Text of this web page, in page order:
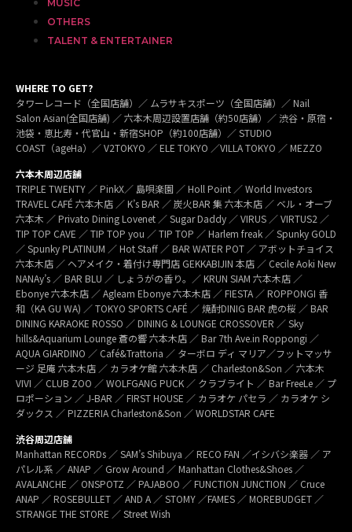
MUSIC
OTHERS
TALENT & ENTERTAINER
WHERE TO GET?
タワーレコード（全国店舗）／ ムラサキスポーツ（全国店舗）／ Nail
Salon Asian(全国店舗) ／ 六本木周辺設置店舗（約50店舗）／ 渋谷・原宿・
池袋・恵比寿・代官山・新宿SHOP（約100店舗）／ STUDIO
COAST（ageHa）／ V2TOKYO ／ ELE TOKYO ／VILLA TOKYO ／ MEZZO
六本木周辺店舗
TRIPLE TWENTY ／ PinkX／ 島唄楽園 ／ Holl Point ／ World Investors
TRAVEL CAFÉ 六本木店 ／ K’s BAR ／ 炭火BAR 集 六本木店 ／ ベル・オーブ
六本木 ／ Privato Dining Lovenet ／ Sugar Daddy ／ VIRUS ／ VIRTUS2 ／
TIP TOP CAVE ／ TIP TOP you ／ TIP TOP ／ Harlem freak ／ Spunky GOLD
／ Spunky PLATINUM ／ Hot Staff ／ BAR WATER POT ／ アボットチョイス
六本木店 ／ ヘアメイク・着付け専門店 GEKKABIJIN 本店 ／ Cecile Aoki New
NANAy’s ／ BAR BLU ／ しょうがの香り。／ KRUN SIAM 六本木店 ／
Ebonye 六本木店 ／ Agleam Ebonye 六本木店 ／ FIESTA ／ ROPPONGI 香
和（KA GU WA) ／ TOKYO SPORTS CAFÉ ／ 焼酎DINIG BAR 虎の桜 ／ BAR
DINING KARAOKE ROSSO ／ DINING & LOUNGE CROSSOVER ／ Sky
hills&Aquarium Lounge 蒼の響 六本木店 ／ Bar 7th Ave.in Roppongi ／
AQUA GIARDINO ／ Café&Trattoria ／ ターボロ ディ マリア／フットマッサ
ージ 足庵 六本木店 ／ カラオケ館 六本木店 ／ Charleston&Son ／ 六本木
VIVI ／ CLUB ZOO ／ WOLFGANG PUCK ／ クラブライト ／ Bar FreeLe ／ プ
ロポーション ／ J-BAR ／ FIRST HOUSE ／ カラオケ パセラ ／ カラオケ シ
ダックス ／ PIZZERIA Charleston&Son ／ WORLDSTAR CAFE
渋谷周辺店舗
Manhattan RECORDs ／ SAM’s Shibuya ／ RECO FAN ／イシバシ楽器 ／ ア
パレル系 ／ ANAP ／ Grow Around ／ Manhattan Clothes&Shoes ／
AVALANCHE ／ ONSPOTZ ／ PAJABOO ／ FUNCTION JUNCTION ／ Cruce
ANAP ／ ROSEBULLET ／ AND A ／ STOMY ／FAMES ／ MOREBUDGET ／
STRANGE THE STORE ／ Street Wish